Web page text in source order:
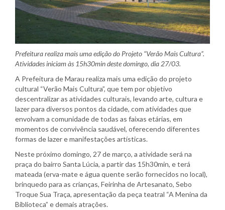
Prefeitura realiza mais uma edição do Projeto “Verão Mais Cultura”.
Atividades iniciam às 15h30min deste domingo, dia 27/03.
A Prefeitura de Marau realiza mais uma edição do projeto
cultural “Verão Mais Cultura”, que tem por objetivo
descentralizar as atividades culturais, levando arte, cultura e
lazer para diversos pontos da cidade, com atividades que
envolvam a comunidade de todas as faixas etárias, em
momentos de convivência saudável, oferecendo diferentes
formas de lazer e manifestações artísticas.
Neste próximo domingo, 27 de março, a atividade será na
praça do bairro Santa Lúcia, a partir das 15h30min, e terá
mateada (erva-mate e água quente serão fornecidos no local),
brinquedo para as crianças, Feirinha de Artesanato, Sebo
Troque Sua Traça, apresentação da peça teatral “A Menina da
Biblioteca” e demais atrações.